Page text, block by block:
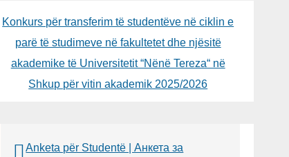
Konkurs për transferim të studentëve në ciklin e
parë të studimeve në fakultetet dhe njësitë
akademike të Universitetit “Nënë Tereza“ në
Shkup për vitin akademik 2025/2026
Anketa për Studentë | Анкета за